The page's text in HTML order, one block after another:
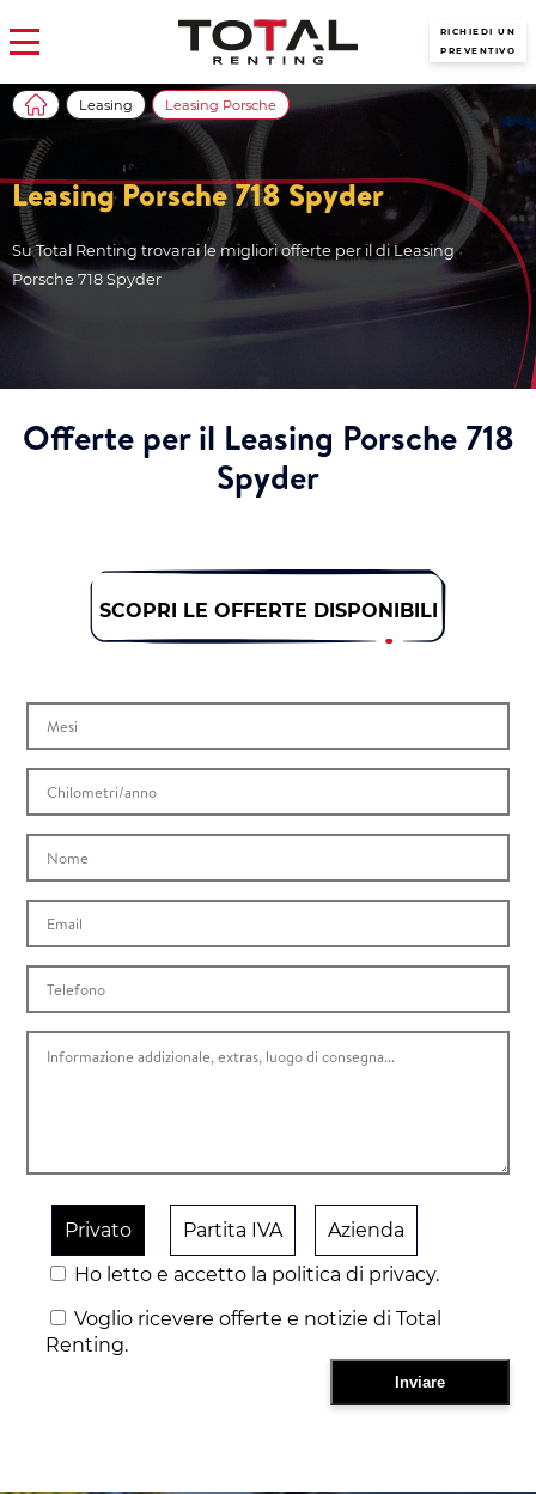
RICHIEDI UN
PREVENTIVO
Leasing Porsche 718 Spyder
Su Total Renting trovarai le migliori offerte per il di Leasing
Porsche 718 Spyder
Leasing Leasing Porsche
Offerte per il Leasing Porsche 718
Spyder
SCOPRI LE OFFERTE DISPONIBILI
Privato Partita IVA
Azienda
Ho letto e accetto la politica di privacy.
Voglio ricevere offerte e notizie di Total
Renting.